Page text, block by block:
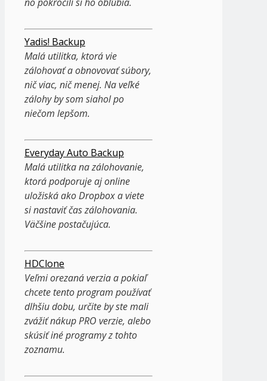
Yadis! Backup
Malá utilitka, ktorá vie
zálohovať a obnovovať súbory,
nič viac, nič menej. Na veľké
zálohy by som siahol po
niečom lepšom.
Everyday Auto Backup
Malá utilitka na zálohovanie,
ktorá podporuje aj online
uložiská ako Dropbox a viete
si nastaviť čas zálohovania.
Väčšine postačujúca.
HDClone
Veľmi orezaná verzia a pokiaľ
chcete tento program používať
dlhšiu dobu, určite by ste mali
zvážiť nákup PRO verzie, alebo
skúsiť iné programy z tohto
zoznamu.